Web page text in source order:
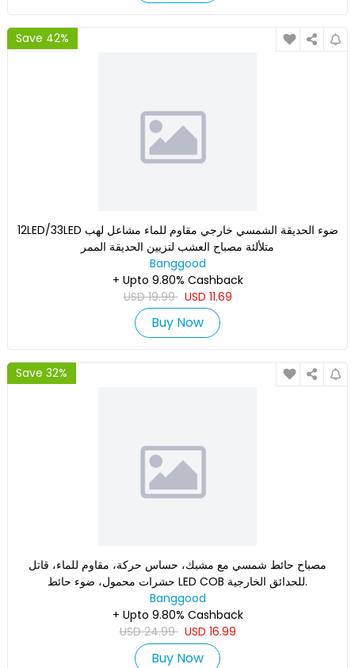
Save 42%
12LED/33LED ضوء الحديقة الشمسي خارجي مقاوم للماء مشاعل لهب
متلألئة مصباح العشب لتزيين الحديقة الممر
Banggood
+ Upto 9.80% Cashback
USD19.99 USD 11.69
Buy Now
Save 32%
مصباح حائط شمسي مع مشبك، حساس حركة، مقاوم للماء، قاتل
حشرات محمول، ضوء حائط LED COB للحدائق الخارجية.
Banggood
+ Upto 9.80% Cashback
USD24.99 USD 16.99
Buy Now